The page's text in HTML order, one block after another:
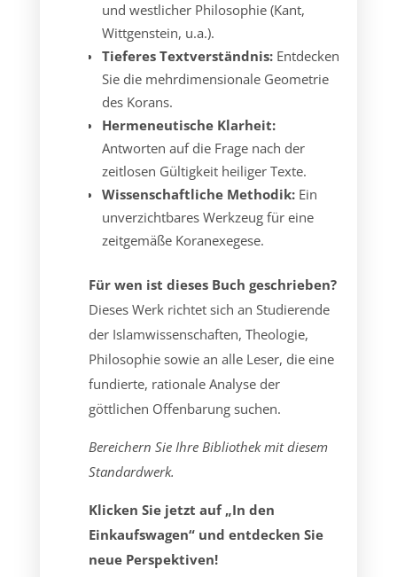
und westlicher Philosophie (Kant,
Wittgenstein, u.a.).
Tieferes Textverständnis:Entdecken
Sie die mehrdimensionale Geometrie
des Korans.
Hermeneutische Klarheit:
Antworten auf die Frage nach der
zeitlosen Gültigkeit heiliger Texte.
Wissenschaftliche Methodik:Ein
unverzichtbares Werkzeug für eine
zeitgemäße Koranexegese.
Für wen ist dieses Buch geschrieben?
Dieses Werk richtet sich an Studierende
der Islamwissenschaften, Theologie,
Philosophie sowie an alle Leser, die eine
fundierte, rationale Analyse der
göttlichen Offenbarung suchen.
Bereichern Sie Ihre Bibliothek mit diesem
Standardwerk.
Klicken Sie jetzt auf „In den
Einkaufswagen“ und entdecken Sie
neue Perspektiven!